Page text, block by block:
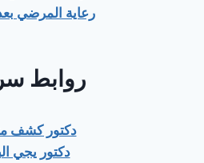
رعاية المرضي
روابط
دكتور كشف
دكتور يجي